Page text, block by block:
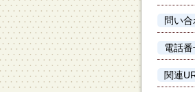
問い
電話番
関連